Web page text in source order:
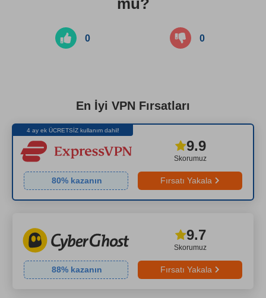
mu?
0 0
En İyi VPN Fırsatları
4 ay ek ÜCRETSİZ kullanım dahil!
Skorumuz
9.9
80% kazanın Fırsatı Yakala
Skorumuz
9.7
88% kazanın Fırsatı Yakala